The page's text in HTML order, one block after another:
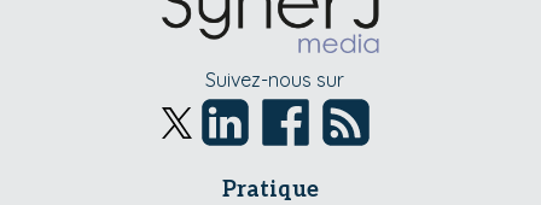
Suivez-nous sur
Pratique